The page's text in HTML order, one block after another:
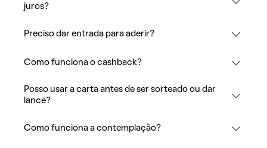
juros?
Preciso dar entrada para aderir?
Como funciona o cashback?
Posso usar a carta antes de ser sorteado ou dar
lance?
Como funciona a contemplação?